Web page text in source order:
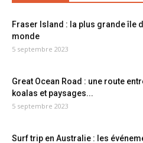
Fraser Island : la plus grande île
monde
5 septembre 2023
Great Ocean Road : une route
koalas et paysages...
5 septembre 2023
Surf trip en Australie : les